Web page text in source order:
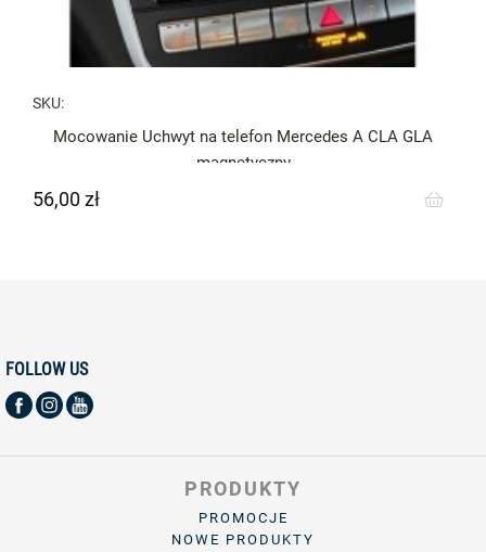
SKU:
Mocowanie Uchwyt na telefon Mercedes A CLA GLA
magnetyczny
Cena
56,00 zł
FOLLOW US
PRODUKTY
PROMOCJE
NOWE PRODUKTY